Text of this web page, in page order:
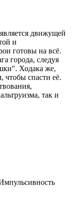
движущей
и
готовы на всё.
города, следуя
Ходака же,
чтобы спасти её.
так и